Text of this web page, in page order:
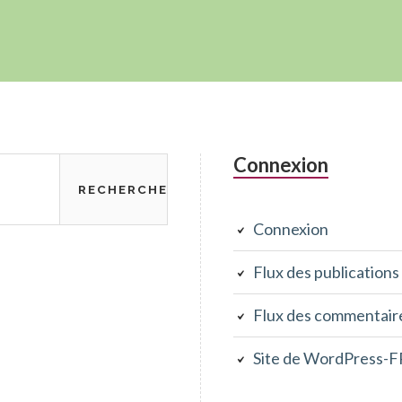
Connexion
Connexion
Flux des publications
Flux des
Site de WordPress-